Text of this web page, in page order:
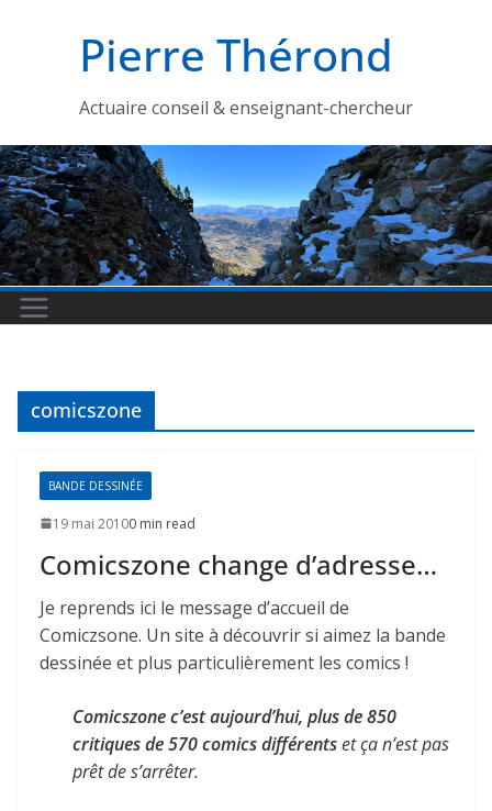
Pierre Thérond
Actuaire conseil & enseignant-chercheur
comicszone
BANDE DESSINÉE
19 mai 20100 min read
Comicszone change d’adresse…
Je reprends ici le message d’accueil de
Comiczsone. Un site à découvrir si aimez la bande
dessinée et plus particulièrement les comics !
Comicszone c’est aujourd’hui, plus de 850
critiques de 570 comics différentset ça n’est pas
prêt de s’arrêter.